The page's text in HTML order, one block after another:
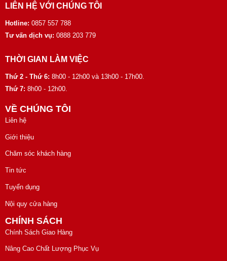
LIÊN HỆ VỚI CHÚNG TÔI
Hotline: 0857 557 788
Tư vấn dịch vụ: 0888 203 779
THỜI GIAN LÀM VIỆC
Thứ 2 - Thứ 6: 8h00 - 12h00 và 13h00 - 17h00.
Thứ 7: 8h00 - 12h00.
VỀ CHÚNG TÔI
Liên hệ
Giới thiệu
Chăm sóc khách hàng
Tin tức
Tuyển dụng
Nội quy cửa hàng
CHÍNH SÁCH
Chính Sách Giao Hàng
Nâng Cao Chất Lượng Phục Vụ